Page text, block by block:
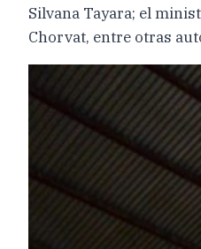
Silvana Tayara; el
Chorvat, entre otras